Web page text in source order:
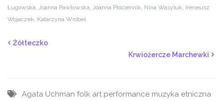
Ługowska, Joanna Pawłowska, Joanna Płóciennik, Nina Wasyluk, Ireneusz
Wojaczek, Katarzyna Wróbel
Żółteczko
Krwiożercze Marchewki
Agata Uchman folk art performance muzyka etniczna